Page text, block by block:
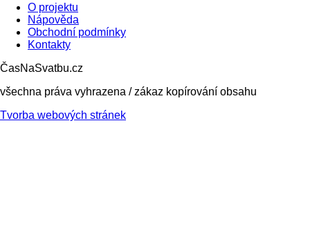
O projektu
Nápověda
Obchodní podmínky
Kontakty
ČasNaSvatbu.cz
všechna práva vyhrazena / zákaz kopírování obsahu
Tvorba webových stránek